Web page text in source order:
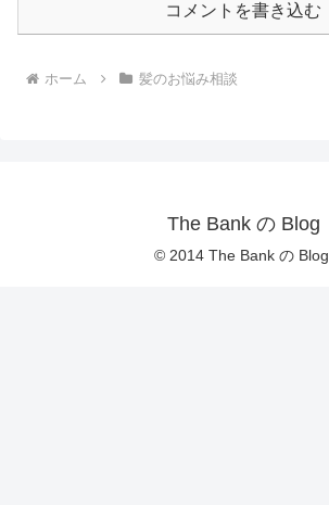
コメントを書き込む
ホーム 髪のお悩み相談
The Bank の Blog
© 2014 The Bank の Blog.